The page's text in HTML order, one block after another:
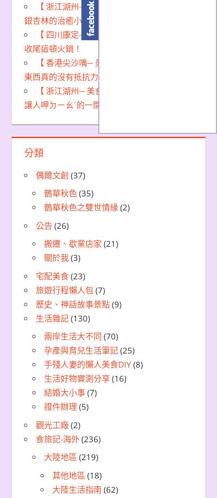
【 浙江湖州─ 美食 】長興窯烤麵包｜藏在
銀杏林的治癒小店
【 四川康定─ 美食 】魚子西日落+新都橋，
收尾這頓火鍋！
【 香港尖沙嘴─ 美食 】我真的對糯嘰嘰的
東西真的沒有抵抗力！
【 浙江湖州─ 美食 】看著平平無奇卻超會
讓人呷ㄉㄧㄠˊ的一間店
分類
偶爾文創 (37)
鵲華秋色(35)
鵲華秋色之雙世情緣(2)
公告 (26)
搬遷、歇業店家 (21)
關於我(3)
宅配美食(23)
旅遊行程懶人包(7)
歷史、神話故事景點(9)
生活雜記(130)
兩岸生活大不同 (70)
孕產與育兒生活筆記(25)
手殘人妻的懶人美食DIY(8)
生活好物實測分享 (16)
結婚大小事(7)
證件辦理 (5)
觀光工廠(2)
食旅記-海外(236)
大陸地區 (219)
其他地區 (18)
大陸生活指南 (62)